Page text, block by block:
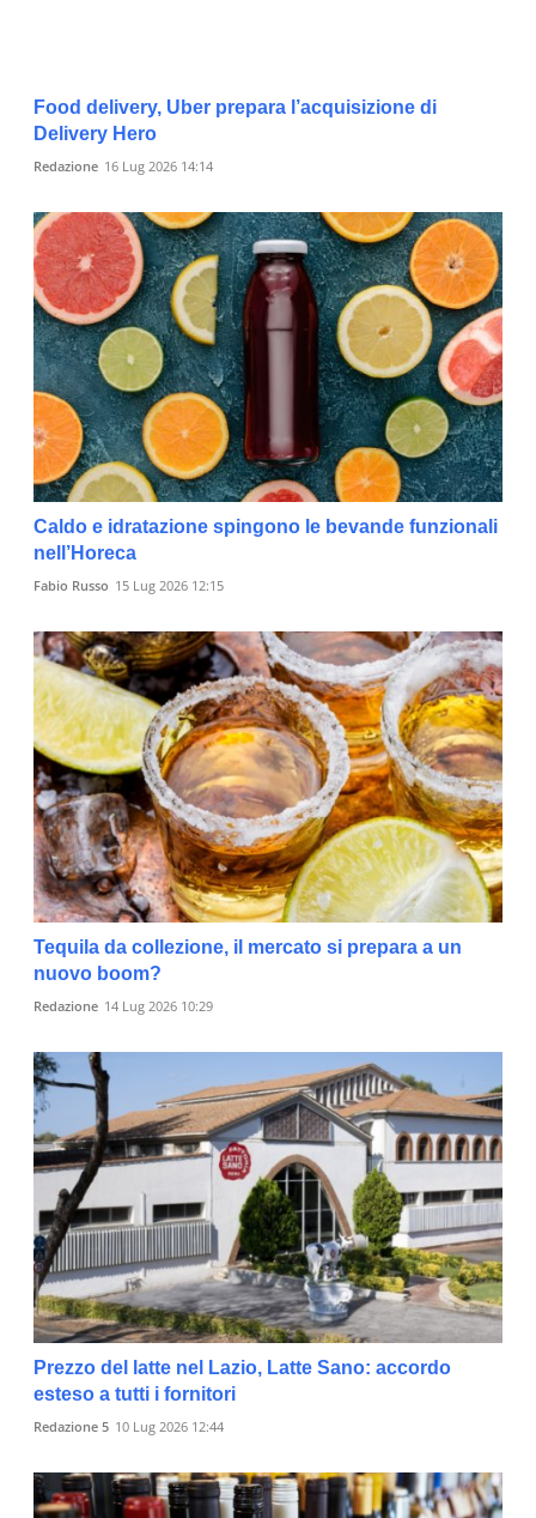
Food delivery, Uber prepara l’acquisizione di
Delivery Hero
Redazione 16 Lug 2026 14:14
Caldo e idratazione spingono le bevande funzionali
nell’Horeca
Fabio Russo 15 Lug 2026 12:15
Tequila da collezione, il mercato si prepara a un
nuovo boom?
Redazione 14 Lug 2026 10:29
Prezzo del latte nel Lazio, Latte Sano: accordo
esteso a tutti i fornitori
Redazione 5 10 Lug 2026 12:44